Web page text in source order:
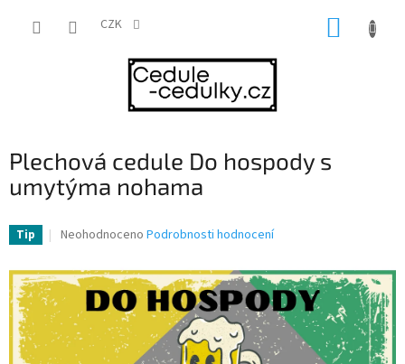
CZK
Plechová cedule Do hospody s
umytýma nohama
Tip
Průměrné
produktu
je
0,0
z
5
hvězdiček.
Neohodnoceno Podrobnosti hodnocení